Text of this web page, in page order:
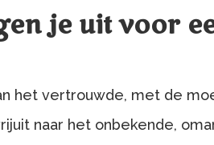
je uit voor
het vertrouwde, met de
naar het onbekende,